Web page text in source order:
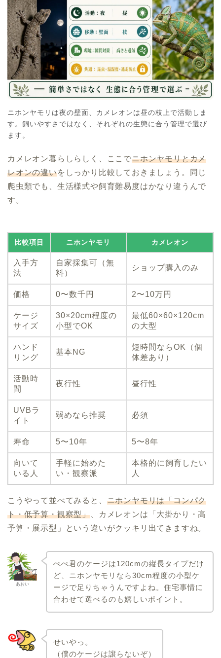
ニホンヤモリは夜の壁面、カメレオンは昼の枝上で活動しま
す。飼いやすさではなく、それぞれの生態に合う管理で選び
ます。
カメレオン暮らしらしく、ここでニホンヤモリとカメ
レオンの違いをしっかり比較しておきましょう。同じ
爬虫類でも、生活様式や飼育難易度はかなり違うんで
す。
比較項目 ニホンヤモリ カメレオン
入手方
法
自家採集可（無
料）
ショップ購入のみ
価格 0〜数千円 2〜10万円
ケージ
サイズ
30×20cm程度の
小型でOK
最低60×60×120cm
の大型
ハンド
リング
基本NG
短時間ならOK（個
体差あり）
活動時
間
夜行性 昼行性
UVBラ
イト
弱めなら推奨 必須
寿命 5〜10年 5〜8年
向いて
いる人
手軽に始めた
い・観察派
本格的に飼育したい
人
こうやって並べてみると、 ニホンヤモリは「コンパク
ト・低予算・観察型」 、カメレオンは「大掛かり・高
予算・展示型」という違いがクッキリ出てきますね。
あおい
ぺぺ君のケージは120cmの縦長タイプだけ
ど、ニホンヤモリなら30cm程度の小型ケ
ージで足りちゃうんですよね。住宅事情に
合わせて選べるのも嬉しいポイント。
せいやっ。
（僕のケージは譲らないぞ）